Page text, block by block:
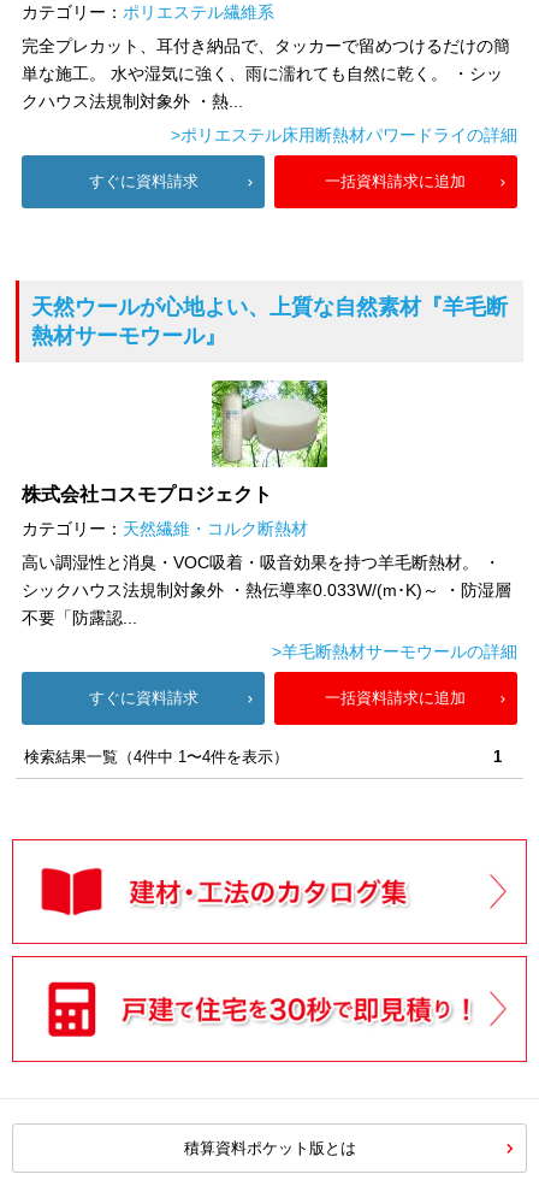
カテゴリー： ポリエステル繊維系
完全プレカット、耳付き納品で、タッカーで留めつけるだけの簡
単な施工。 水や湿気に強く、雨に濡れても自然に乾く。 ・シッ
クハウス法規制対象外 ・熱...
>ポリエステル床用断熱材パワードライの詳細
すぐに資料請求 一括資料請求に追加
天然ウールが心地よい、上質な自然素材『羊毛断
熱材サーモウール』
株式会社コスモプロジェクト
カテゴリー： 天然繊維・コルク断熱材
高い調湿性と消臭・VOC吸着・吸音効果を持つ羊毛断熱材。 ・
シックハウス法規制対象外 ・熱伝導率0.033W/(m･K)～ ・防湿層
不要「防露認...
>羊毛断熱材サーモウールの詳細
すぐに資料請求 一括資料請求に追加
検索結果一覧（4件中 1〜4件を表示） 1
積算資料ポケット版とは